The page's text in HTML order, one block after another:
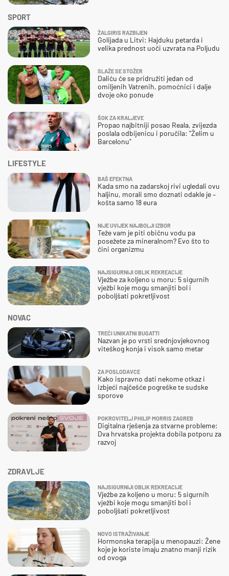
ZDRAVLJE
NAJSIGURNIJI OBLIK REKREACIJE
Vježbe za koljeno u moru: 5 sigurnih
vježbi koje mogu smanjiti bol i
poboljšati pokretljivost
NOVO ISTRAŽIVANJE
Hormonska terapija u menopauzi: Žene
koje je koriste imaju znatno manji rizik
od ovoga
SPORT
ŽALGIRIS RAZBIJEN
Golijada u Litvi: Hajduku petarda i
velika prednost uoči uzvrata na Poljudu
SLAŽE SE STOŽER
Daliću će se pridružiti jedan od
omiljenih Vatrenih, pomoćnici i dalje
dvoje oko ponude
ŠOK ZA KRALJEVE
Propao najbitniji posao Reala, zvijezda
poslala odbijenicu i poručila: "Želim u
Barcelonu"
NOVAC
TREĆI UNIKATNI BUGATTI
Nazvan je po vrsti srednjovjekovnog
viteškog konja i visok samo metar
ZA POSLODAVCE
Kako ispravno dati nekome otkaz i
izbjeći najčešće pogreške te sudske
sporove
POKROVITELJ PHILIP MORRIS ZAGREB
Digitalna rješenja za stvarne probleme:
Dva hrvatska projekta dobila potporu za
razvoj
LIFESTYLE
BAŠ EFEKTNA
Kada smo na zadarskoj rivi ugledali ovu
haljinu, morali smo doznati odakle je –
košta samo 18 eura
NIJE UVIJEK NAJBOLJI IZBOR
Teže vam je piti običnu vodu pa
posežete za mineralnom? Evo što to
čini organizmu
NAJSIGURNIJI OBLIK REKREACIJE
Vježbe za koljeno u moru: 5 sigurnih
vježbi koje mogu smanjiti bol i
poboljšati pokretljivost